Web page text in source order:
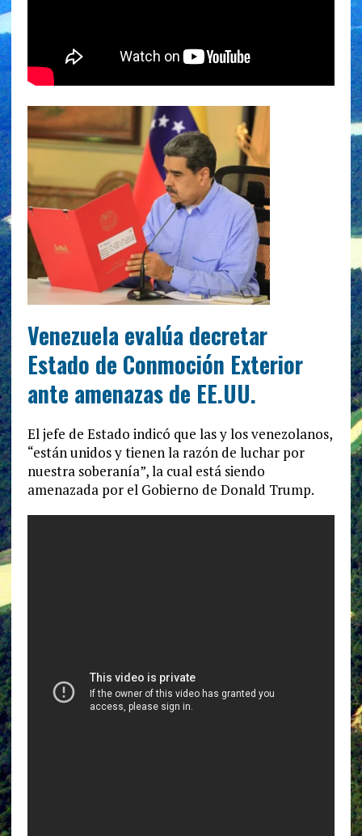
Venezuela evalúa decretar
Estado de Conmoción Exterior
ante amenazas de EE.UU.
El jefe de Estado indicó que las y los venezolanos,
“están unidos y tienen la razón de luchar por
nuestra soberanía”, la cual está siendo
amenazada por el Gobierno de Donald Trump.